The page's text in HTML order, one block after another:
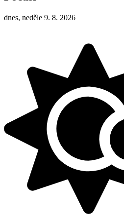
dnes, neděle 9. 8. 2026